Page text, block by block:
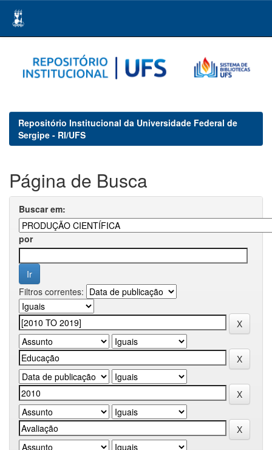
navigation
Repositório Institucional da Universidade Federal de
Sergipe - RI/UFS
Página de Busca
Buscar em:
por
Filtros correntes: